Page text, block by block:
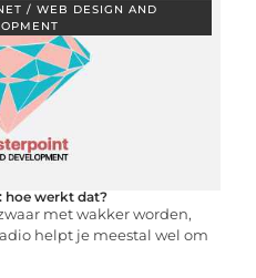
/ WEB DESIGN AND
hoe werkt dat?
met wakker worden,
helpt je meestal wel om